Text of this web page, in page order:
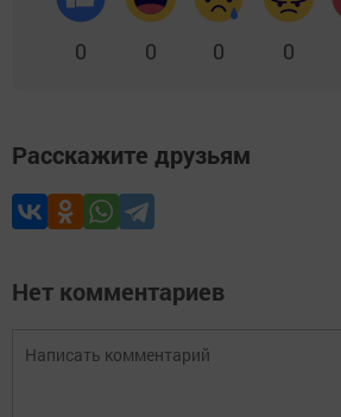
0 0 0 0
Расскажите друзьям
Нет комментариев